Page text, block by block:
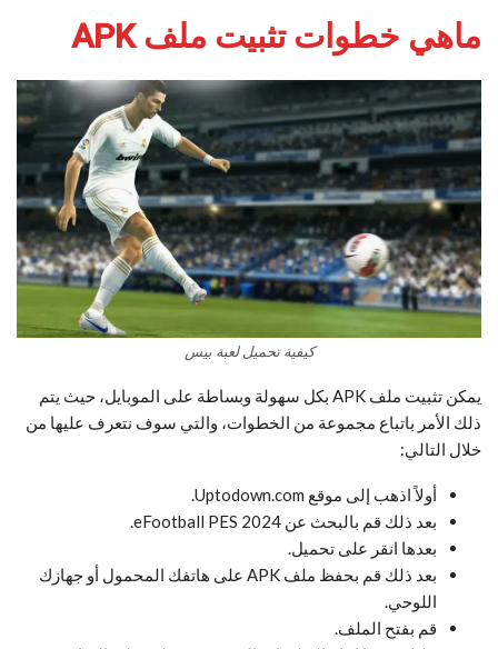
ماهي خطوات تثبيت ملف APK
كيفية تحميل لعبة بيس
يمكن تثبيت ملف APK بكل سهولة وبساطة على الموبايل، حيث يتم
ذلك الأمر باتباع مجموعة من الخطوات، والتي سوف نتعرف عليها من
خلال التالي:
أولاً اذهب إلى موقع Uptodown.com.
بعد ذلك قم بالبحث عن eFootball PES 2024.
بعدها انقر على تحميل.
بعد ذلك قم بحفظ ملف APK على هاتفك المحمول أو جهازك
اللوحي.
قم بفتح الملف.